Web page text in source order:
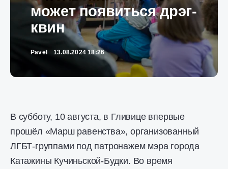
может появиться дрэг-
квин
Pavel 13.08.2024 18:26
В субботу, 10 августа, в Гливице впервые
прошёл «Марш равенства», организованный
ЛГБТ-группами под патронажем мэра города
Катажины Кучиньской-Будки. Во время